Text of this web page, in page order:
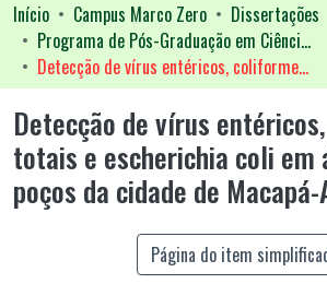
Início Campus Marco Zero
Dissertações
Programa de Pós-Graduação em Ciências da Saúde - PPGCS
Detecção de vírus entéricos, coliformes totais e escherichia coli em água de poços da cidade de Macapá-AP
Detecção de vírus
totais e escherichia coli em
poços da cidade de Macapá-
Página do item